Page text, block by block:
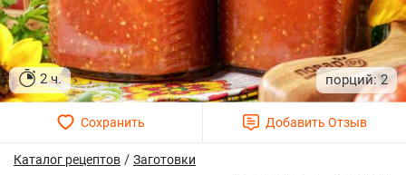
2 ч. 2
Каталог рецептов / Заготовки